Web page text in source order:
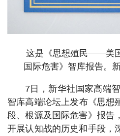
这是《思想殖民——美
国际危害》智库报告。
7日，新华社国家高端
智库高端论坛上发布《思
段、根源及国际危害》报告
开展认知战的历史和手段，